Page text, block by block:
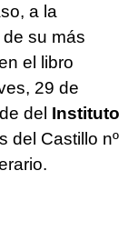
a la
su más
el libro
29 de
del Instituto
del Castillo nº